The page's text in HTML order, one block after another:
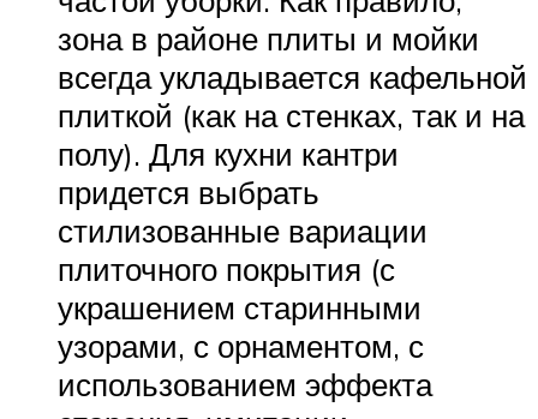
зона в районе плиты и мойки
всегда укладывается кафельной
плиткой (как на стенках, так и на
полу). Для кухни кантри
придется выбрать
стилизованные вариации
плиточного покрытия (с
украшением старинными
узорами, с орнаментом, с
использованием эффекта